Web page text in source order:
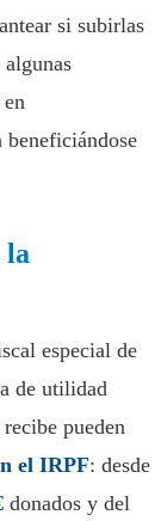
si subirlas
beneficiándose
la
especial de
de utilidad
pueden
el IRPF: desde
donados y del